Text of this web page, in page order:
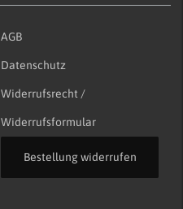
AGB
Datenschutz
Widerrufsrecht /
Widerrufsformular
Bestellung widerrufen